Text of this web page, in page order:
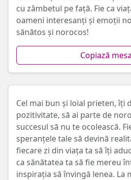
cu zâmbetul pe față. Fie ca
oameni interesanți și emoții
sănătos și norocos!
Copiază
Cel mai bun și loial prieten, îți
pozitivitate, să ai parte de
succesul să nu te ocolească.
speranțele tale să devină
fiecare zi din viața ta să îți
ca sănătatea ta să fie mereu
inspirația să învingă lenea. La